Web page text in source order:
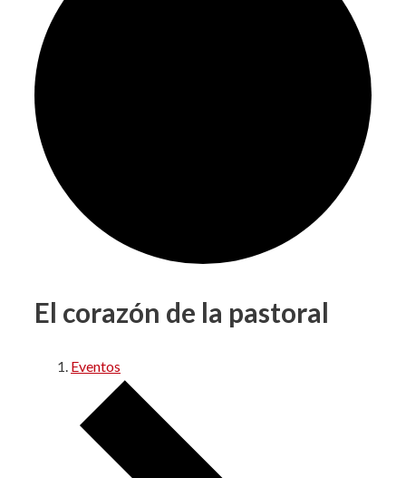
El corazón de la pastoral
Eventos